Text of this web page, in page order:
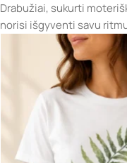
Drabužiai, sukurti
norisi išgyventi savu